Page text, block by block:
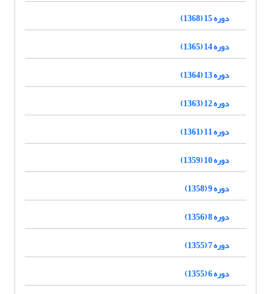
دوره 15 (1368)
دوره 14 (1365)
دوره 13 (1364)
دوره 12 (1363)
دوره 11 (1361)
دوره 10 (1359)
دوره 9 (1358)
دوره 8 (1356)
دوره 7 (1355)
دوره 6 (1355)